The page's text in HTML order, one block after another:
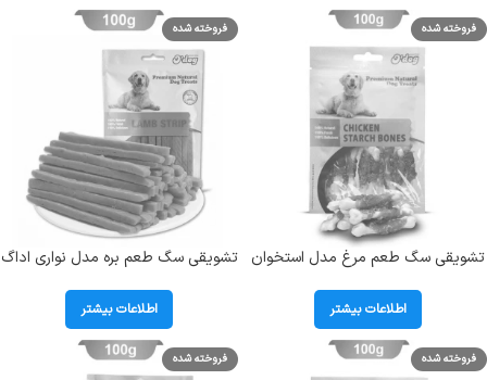
فروخته شده
تشویقی سگ طعم مرغ مدل استخوان
104037
اطلاعات بیشتر
فروخته شده
تشویقی سگ طعم بره مدل نواری اداگ
اطلاعات بیشتر
فروخته شده فروخته شده